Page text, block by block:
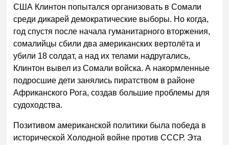
США Клинтон попытался организовать в Сомали
среди дикарей демократические выборы. Но когда,
год спустя после начала гуманитарного вторжения,
сомалийцы сбили два американских вертолёта и
убили 18 солдат, а над их телами надругались,
Клинтон вывел из Сомали войска. А накормленные
подросшие дети занялись пиратством в районе
Африканского Рога, создав большие проблемы для
судоходства.
Позитивом американской политики была победа в
исторической Холодной войне против СССР. Эта